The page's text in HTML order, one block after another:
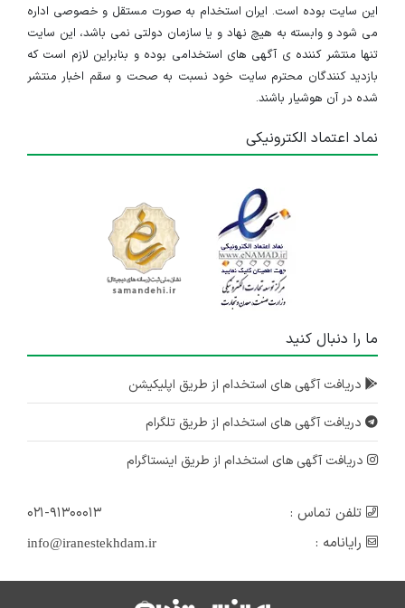
این سایت بوده است. ایران استخدام به صورت مستقل و خصوصی اداره
می شود و وابسته به هیچ نهاد و یا سازمان دولتی نمی باشد، این سایت
تنها منتشر کننده ی آگهی های استخدامی بوده و بنابراین لازم است که
بازدید کنندگان محترم سایت خود نسبت به صحت و سقم اخبار منتشر
شده در آن هوشیار باشند.
نماد اعتماد الکترونیکی
ما را دنبال کنید
دریافت آگهی های استخدام از طریق اپلیکیشن
دریافت آگهی های استخدام از طریق تلگرام
دریافت آگهی های استخدام از طریق اینستاگرام
تلفن تماس :
۰۲۱-۹۱۳۰۰۰۱۳
رایانامه :
info@iranestekhdam.ir